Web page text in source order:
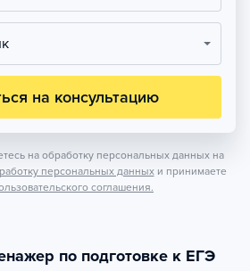
на консультацию
на обработку персональных данных на
персональных данных и принимаете
соглашения.
по подготовке к ЕГЭ